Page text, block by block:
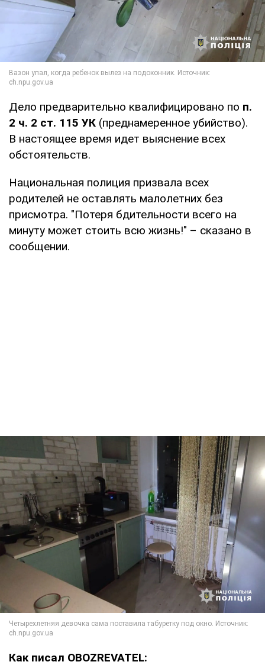
Дело предварительно квалифицировано по п.
2 ч. 2 ст. 115 УК (преднамеренное убийство).
В настоящее время идет выяснение всех
обстоятельств.
Национальная полиция призвала всех
родителей не оставлять малолетних без
присмотра. "Потеря бдительности всего на
минуту может стоить всю жизнь!" – сказано в
сообщении.
Как писал OBOZREVATEL: